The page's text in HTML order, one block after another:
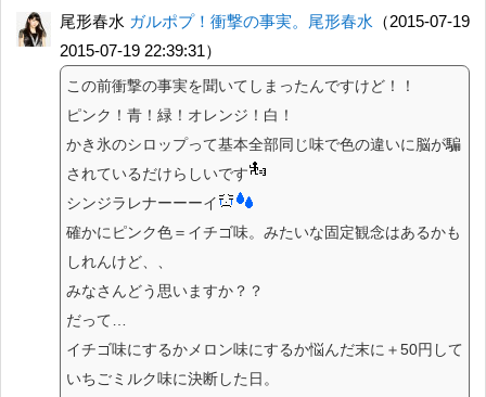
尾形春水 ガルポプ！衝撃の事実。尾形春水 （2015-07-19
2015-07-19 22:39:31）
この前衝撃の事実を聞いてしまったんですけど！！
ピンク！青！緑！オレンジ！白！
かき氷のシロップって基本全部同じ味で色の違いに脳が騙
されているだけらしいです
シンジラレナーーーイ
確かにピンク色＝イチゴ味。みたいな固定観念はあるかも
しれんけど、、
みなさんどう思いますか？？
だって…
イチゴ味にするかメロン味にするか悩んだ末に＋50円して
いちごミルク味に決断した日。